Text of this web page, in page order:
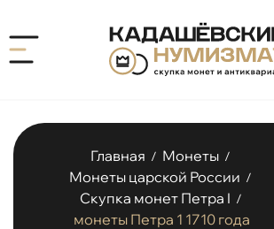
Главная / Монеты /
Монеты царской России /
Скупка монет Петра I /
монеты Петра 1 1710 года